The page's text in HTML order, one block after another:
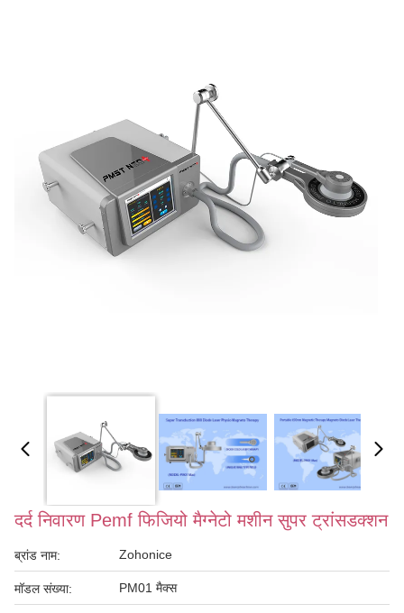
दर्द निवारण Pemf फिजियो मैग्नेटो मशीन सुपर ट्रांसडक्शन
ब्रांड नाम: Zohonice
मॉडल संख्या: PM01 मैक्स